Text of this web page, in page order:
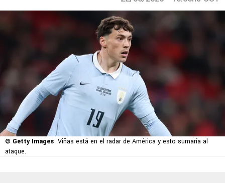
© Getty Images Viñas está en el radar de América y esto sumaría al
ataque.